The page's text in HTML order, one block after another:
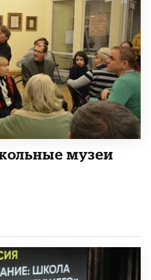
музеи